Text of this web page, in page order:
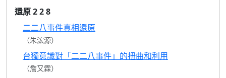
還原 2 2 8
二二八事件真相還原
（朱浤源）
台獨意識對「二二八事件」的扭曲和利用
（詹又霖）